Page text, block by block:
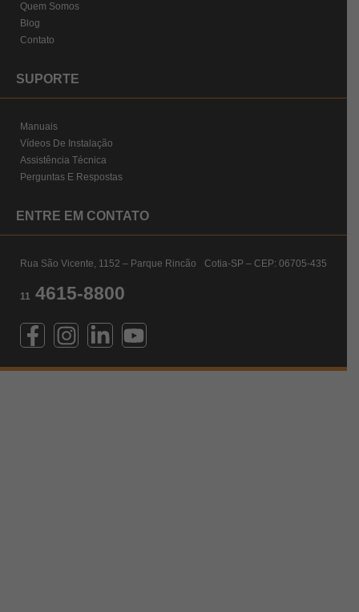
Quem Somos
Blog
Contato
SUPORTE
Manuais
Vídeos De Instalação
Assistência Técnica
Perguntas E Respostas
ENTRE EM CONTATO
Rua São Vicente, 1152 – Parque Rincão Cotia-SP – CEP: 06705-435
11 4615-8800